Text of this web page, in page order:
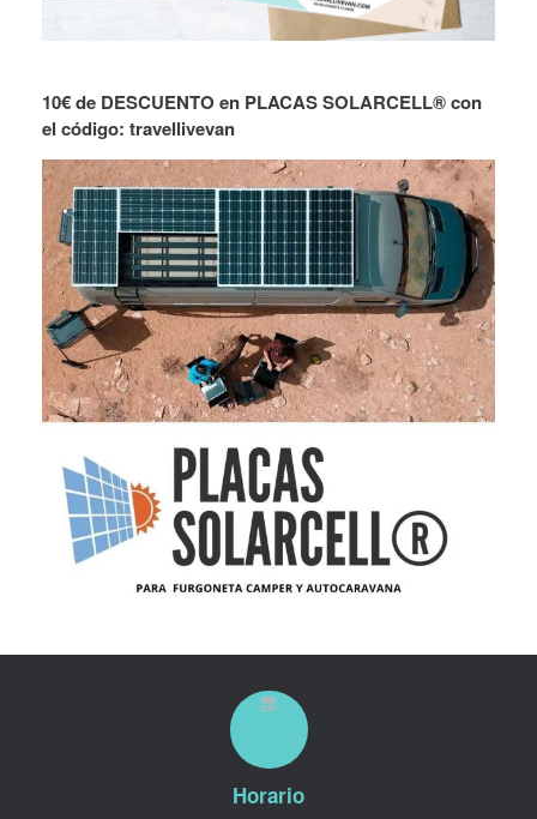
10€ de DESCUENTO en PLACAS SOLARCELL® con
el código: travellivevan
Horario